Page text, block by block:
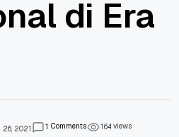
di Era
26, 2021 1 Comments 164views